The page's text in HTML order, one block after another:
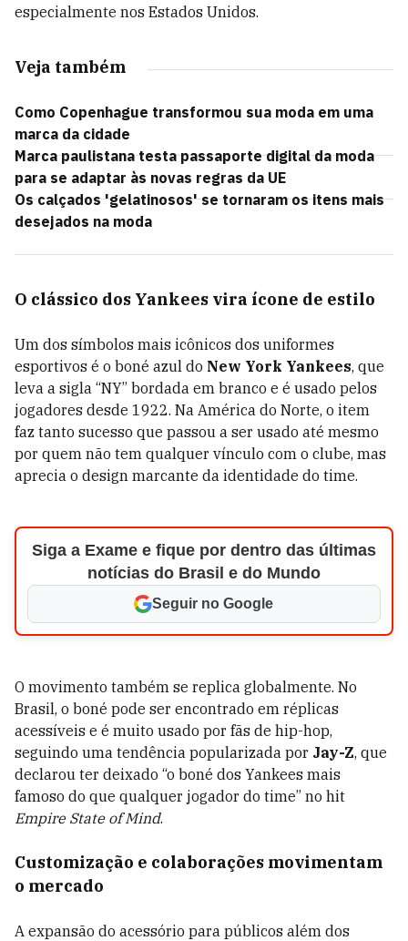
especialmente nos Estados Unidos.
Veja também
Como Copenhague transformou sua moda em uma
marca da cidade
Marca paulistana testa passaporte digital da moda
para se adaptar às novas regras da UE
Os calçados 'gelatinosos' se tornaram os itens mais
desejados na moda
O clássico dos Yankees vira ícone de estilo
Um dos símbolos mais icônicos dos uniformes
esportivos é o boné azul do New York Yankees, que
leva a sigla “NY” bordada em branco e é usado pelos
jogadores desde 1922. Na América do Norte, o item
faz tanto sucesso que passou a ser usado até mesmo
por quem não tem qualquer vínculo com o clube, mas
aprecia o design marcante da identidade do time.
Siga a Exame e fique por dentro das últimas
notícias do Brasil e do Mundo
Seguir no Google
O movimento também se replica globalmente. No
Brasil, o boné pode ser encontrado em réplicas
acessíveis e é muito usado por fãs de hip-hop,
seguindo uma tendência popularizada por Jay-Z, que
declarou ter deixado “o boné dos Yankees mais
famoso do que qualquer jogador do time” no hit
Empire State of Mind.
Customização e colaborações movimentam
o mercado
A expansão do acessório para públicos além dos